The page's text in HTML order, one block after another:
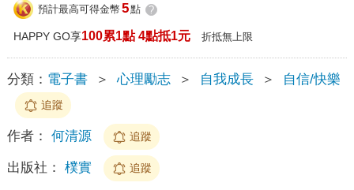
預計最高可得金幣 5點 ?
HAPPY GO享100累1點 4點抵1元 折抵無上限
分類： 電子書 ＞ 心理勵志 ＞ 自我成長 ＞ 自信/快樂
追蹤
作者： 何清源 追蹤
出版社： 樸實 追蹤